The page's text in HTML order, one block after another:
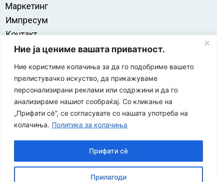
Ние ја цениме вашата приватност.
Ние користиме колачиња за да го подобриме вашето
прелистувачко искуство, да прикажуваме
персонализирани реклами или содржини и да го
анализираме нашиот сообраќај. Со кликање на
„Прифати сè“, се согласувате со нашата употреба на
колачиња. Политика за колачиња
Прилагоди
Прифати сè
Маркетинг
Импресум
Контакт
Правила на користење
за заштита на печатени медиуми